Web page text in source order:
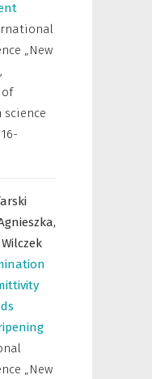
„New
of
science
Wilczek
„New